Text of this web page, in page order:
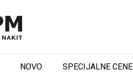
NOVO SPECIJALNE CENE